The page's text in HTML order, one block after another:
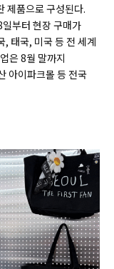
제품으로 구성된다.
부터 현장 구매가
, 태국, 미국 등 전 세계
은 8월 말까지
아이파크몰 등 전국